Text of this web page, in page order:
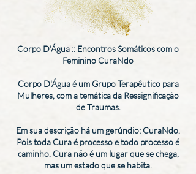
Corpo D'Água :: Encontros Somáticos com o
Feminino CuraNdo
Corpo D'Água é um Grupo Terapêutico para
Mulheres, com a temática da Ressignificação
de Traumas.
Em sua descrição há um gerúndio: CuraNdo.
Pois toda Cura é processo e todo processo é
caminho. Cura não é um lugar que se chega,
mas um estado que se habita.